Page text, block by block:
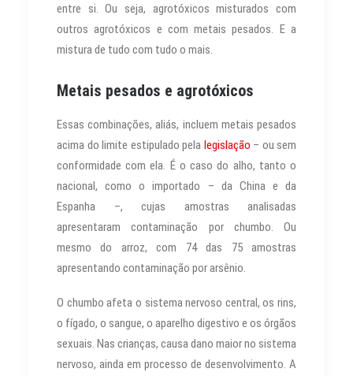
entre si. Ou seja, agrotóxicos misturados com
outros agrotóxicos e com metais pesados. E a
mistura de tudo com tudo o mais.
Metais pesados e agrotóxicos
Essas combinações, aliás, incluem metais pesados
acima do limite estipulado pela legislação – ou sem
conformidade com ela. É o caso do alho, tanto o
nacional, como o importado – da China e da
Espanha –, cujas amostras analisadas
apresentaram contaminação por chumbo. Ou
mesmo do arroz, com 74 das 75 amostras
apresentando contaminação por arsênio.
O chumbo afeta o sistema nervoso central, os rins,
o fígado, o sangue, o aparelho digestivo e os órgãos
sexuais. Nas crianças, causa dano maior no sistema
nervoso, ainda em processo de desenvolvimento. A